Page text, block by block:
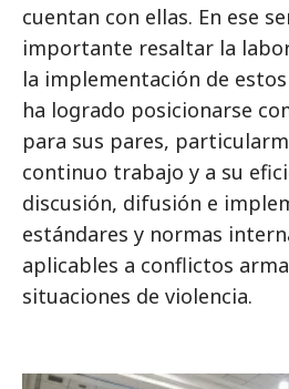
cuentan con ellas. En ese
importante resaltar la
la implementación de
ha logrado posicionarse
para sus pares,
continuo trabajo y a su
discusión, difusión e
estándares y normas
aplicables a conflictos
situaciones de violencia.